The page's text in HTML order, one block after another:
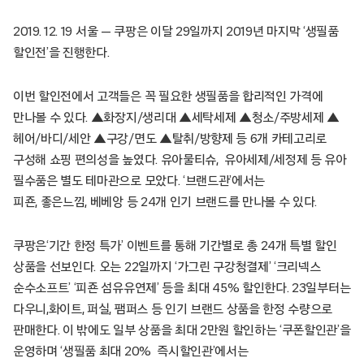
2019. 12. 19 서울 — 쿠팡은 이달 29일까지 2019년 마지막 ‘생필품
할인전’을 진행한다.
이번 할인전에서 고객들은 꼭 필요한 생필품을 합리적인 가격에
만나볼 수 있다. ▲화장지/생리대 ▲세탁세제 ▲청소/주방세제 ▲
헤어/바디/세안 ▲구강/면도 ▲탈취/방향제 등 6개 카테고리로
구성해 쇼핑 편의성을 높였다. 유아물티슈, 유아세제/세정제 등 유아
필수품은 별도 테마관으로 모았다. ‘브랜드관’에서는
피죤, 좋은느낌, 베베앙 등 24개 인기 브랜드를 만나볼 수 있다.
쿠팡은‘기간 한정 특가’ 이벤트를 통해 기간별로 총 24개 특별 할인
상품을 선보인다. 오는 22일까지 ‘가그린 구강청결제’ ‘크리넥스
순수소프트’ ‘피죤 섬유유연제’ 등을 최대 45% 할인한다. 23일부터는
다우니,화이트, 퍼실, 팸퍼스 등 인기 브랜드 상품을 한정 수량으로
판매한다. 이 밖에도 일부 상품을 최대 2만원 할인하는 ‘쿠폰할인관’을
운영하며 ‘생필품 최대 20% 즉시할인관’에서는